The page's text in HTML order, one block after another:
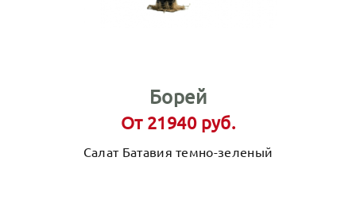
Борей
От 21940 руб.
Салат Батавия темно-зеленый